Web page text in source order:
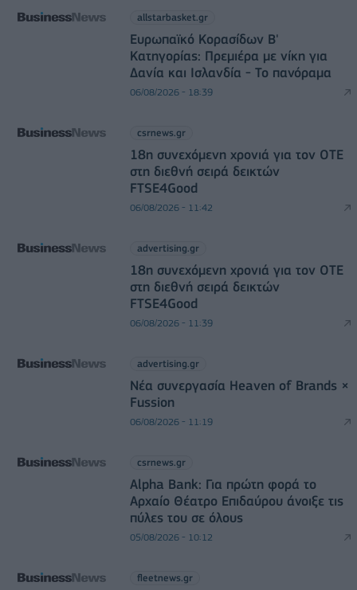
allstarbasket.gr
Ευρωπαϊκό Κορασίδων Β'
Κατηγορίας: Πρεμιέρα με νίκη για
Δανία και Ισλανδία - Το πανόραμα
06/08/2026 - 18:39
csrnews.gr
18η συνεχόμενη χρονιά για τον ΟΤΕ
στη διεθνή σειρά δεικτών
FTSE4Good
06/08/2026 - 11:42
advertising.gr
18η συνεχόμενη χρονιά για τον ΟΤΕ
στη διεθνή σειρά δεικτών
FTSE4Good
06/08/2026 - 11:39
advertising.gr
Νέα συνεργασία Heaven of Brands ×
Fussion
06/08/2026 - 11:19
csrnews.gr
Alpha Bank: Για πρώτη φορά το
Αρχαίο Θέατρο Επιδαύρου άνοιξε τις
πύλες του σε όλους
05/08/2026 - 10:12
fleetnews.gr